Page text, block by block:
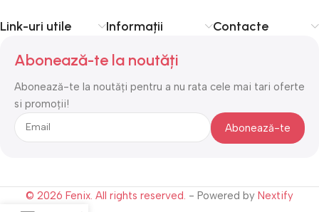
Link-uri utile Informații Contacte
Abonează-te la noutăți
Abonează-te la noutăți pentru a nu rata cele mai tari oferte
si promoții!
© 2026 Fenix. All rights reserved. - Powered by Nextify